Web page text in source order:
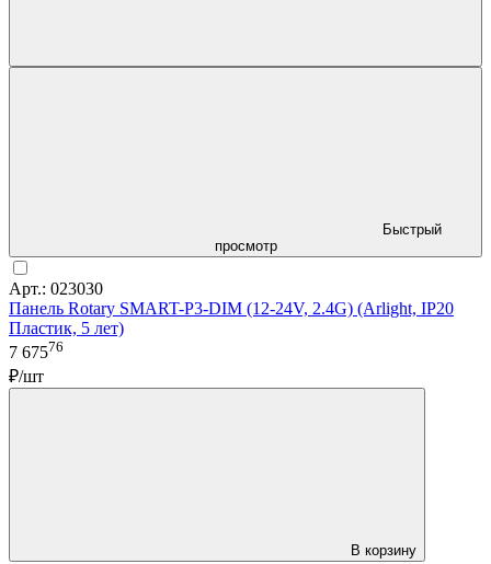
Быстрый
просмотр
Арт.: 023030
Панель Rotary SMART-P3-DIM (12-24V, 2.4G) (Arlight, IP20
Пластик, 5 лет)
7 67576
₽/шт
В корзину